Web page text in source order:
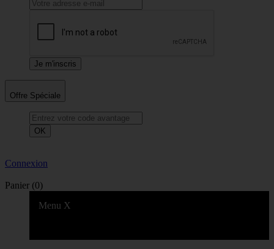
Offre Spéciale
OK
Connexion
Panier (0)
Menu X